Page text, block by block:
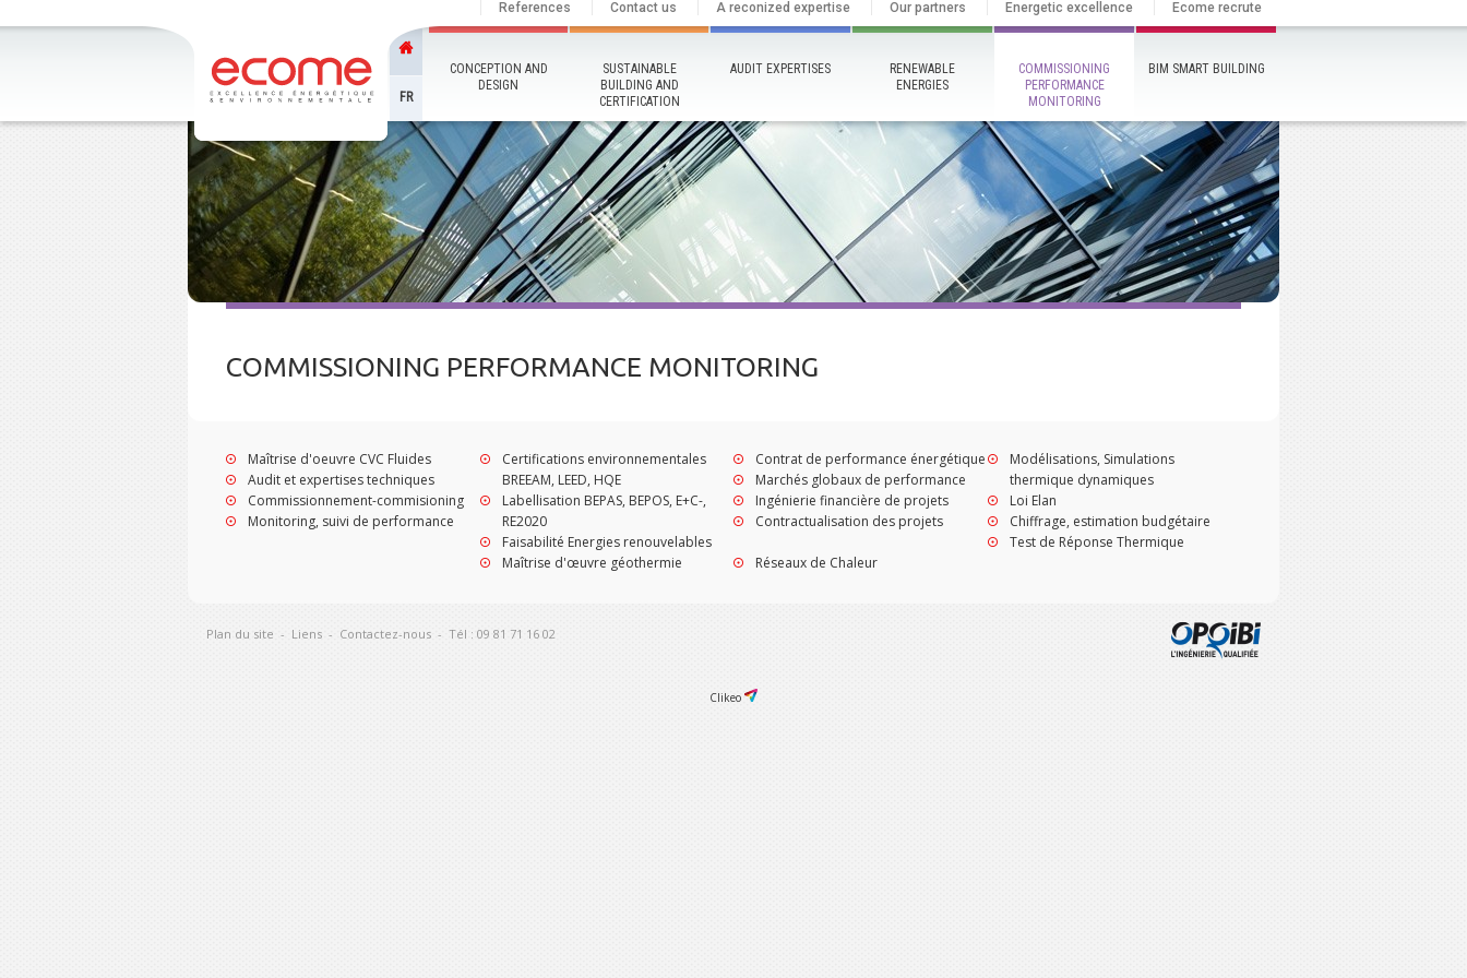
References Contact us A reconized expertise Our partners Energetic excellence Ecome recrute
FR
CONCEPTION AND
DESIGN
SUSTAINABLE
BUILDING AND
CERTIFICATION
AUDIT EXPERTISES
RENEWABLE
ENERGIES
COMMISSIONING
PERFORMANCE
MONITORING
BIM SMART BUILDING
COMMISSIONING PERFORMANCE MONITORING
Maîtrise d'oeuvre CVC Fluides
Audit et expertises techniques
Commissionnement-commisioning
Monitoring, suivi de performance
Certifications environnementales
BREEAM, LEED, HQE
Labellisation BEPAS, BEPOS, E+C-,
RE2020
Faisabilité Energies renouvelables
Maîtrise d'œuvre géothermie
Contrat de performance énergétique
Marchés globaux de performance
Ingénierie financière de projets
Contractualisation des projets
Modélisations, Simulations
thermique dynamiques
Loi Elan
Chiffrage, estimation budgétaire
Test de Réponse Thermique
Réseaux de Chaleur
Plan du site - Liens - Contactez-nous - Tél : 09 81 71 16 02
Clikeo